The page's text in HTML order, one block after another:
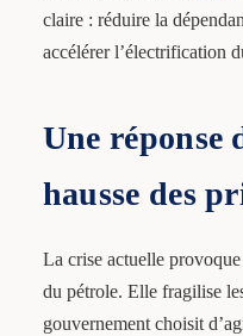
claire : réduire la
accélérer l’électrification
Une réponse
hausse des
La crise actuelle
du pétrole. Elle fragilise
gouvernement choisit